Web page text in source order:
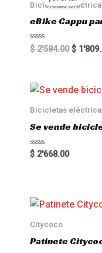
Bicicletas
eBike Cappu
R
a
0
o
t
f
5
$2'584.00 $
Bicicletas
Se vende
R
a
o
u
o
f
5
$ 2'668.00
Citycoco
Patinete